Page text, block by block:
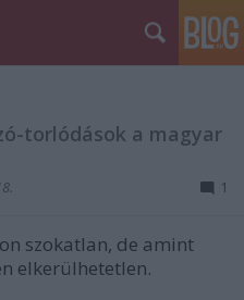
torlódások a magyar
1
szokatlan, de amint
elkerülhetetlen.